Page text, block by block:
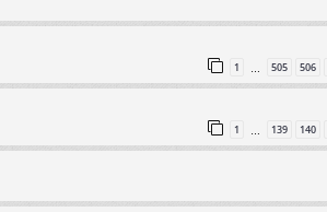
1 … 505 506
1 … 139 140